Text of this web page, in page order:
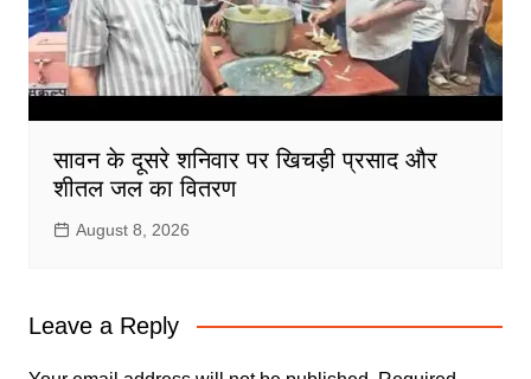
सावन के दूसरे शनिवार पर खिचड़ी प्रसाद और
शीतल जल का वितरण
August 8, 2026
Leave a Reply